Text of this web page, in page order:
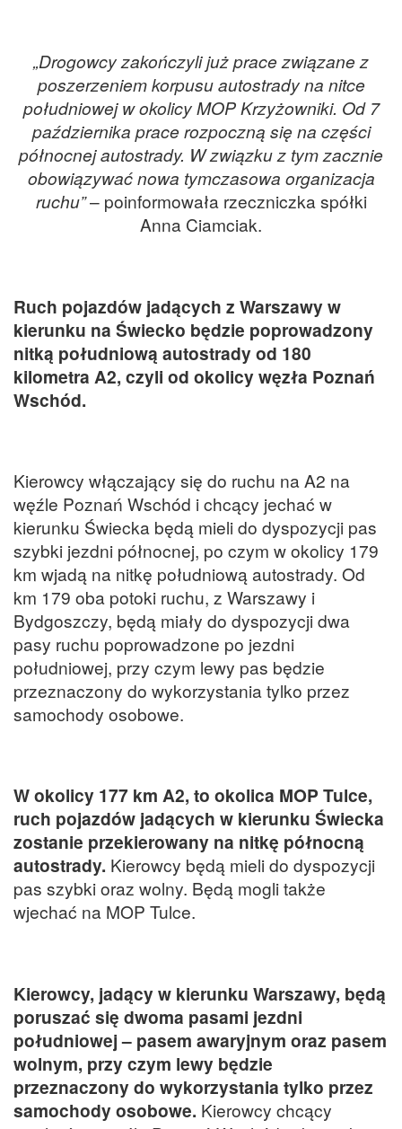
„Drogowcy zakończyli już prace związane z
poszerzeniem korpusu autostrady na nitce
południowej w okolicy MOP Krzyżowniki. Od 7
października prace rozpoczną się na części
północnej autostrady. W związku z tym zacznie
obowiązywać nowa tymczasowa organizacja
ruchu”– poinformowała rzeczniczka spółki
Anna Ciamciak.
Ruch pojazdów jadących z Warszawy w
kierunku na Świecko będzie poprowadzony
nitką południową autostrady od 180
kilometra A2, czyli od okolicy węzła Poznań
Wschód.
Kierowcy włączający się do ruchu na A2 na
węźle Poznań Wschód i chcący jechać w
kierunku Świecka będą mieli do dyspozycji pas
szybki jezdni północnej, po czym w okolicy 179
km wjadą na nitkę południową autostrady. Od
km 179 oba potoki ruchu, z Warszawy i
Bydgoszczy, będą miały do dyspozycji dwa
pasy ruchu poprowadzone po jezdni
południowej, przy czym lewy pas będzie
przeznaczony do wykorzystania tylko przez
samochody osobowe.
W okolicy 177 km A2, to okolica MOP Tulce,
ruch pojazdów jadących w kierunku Świecka
zostanie przekierowany na nitkę północną
autostrady. Kierowcy będą mieli do dyspozycji
pas szybki oraz wolny. Będą mogli także
wjechać na MOP Tulce.
Kierowcy, jadący w kierunku Warszawy, będą
poruszać się dwoma pasami jezdni
południowej – pasem awaryjnym oraz pasem
wolnym, przy czym lewy będzie
przeznaczony do wykorzystania tylko przez
samochody osobowe. Kierowcy chcący